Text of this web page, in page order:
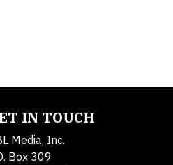
IN TOUCH
Media, Inc.
Box 309